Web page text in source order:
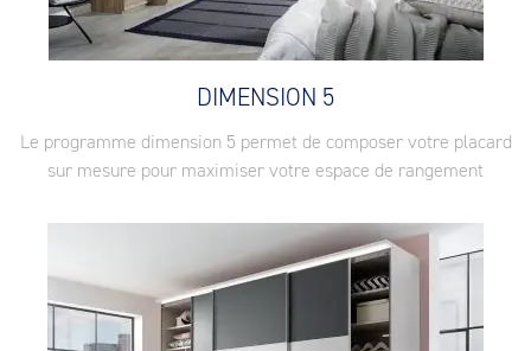
DIMENSION 5
Le programme dimension 5 permet de composer votre placard
sur mesure pour maximiser votre espace de rangement